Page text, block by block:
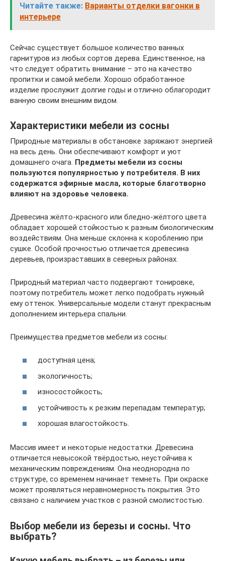
Читайте также: Варианты отделки вагонки в
интерьере
Сейчас существует большое количество ванных
гарнитуров из любых сортов дерева. Единственное, на
что следует обратить внимание – это на качество
пропитки и самой мебели. Хорошо обработанное
изделие прослужит долгие годы и отлично облагородит
ванную своим внешним видом.
Характеристики мебели из сосны
Природные материалы в обстановке заряжают энергией
на весь день. Они обеспечивают комфорт и уют
домашнего очага. Предметы мебели из сосны
пользуются популярностью у потребителя. В них
содержатся эфирные масла, которые благотворно
влияют на здоровье человека.
Древесина жёлто-красного или бледно-жёлтого цвета
обладает хорошей стойкостью к разным биологическим
воздействиям. Она меньше склонна к короблению при
сушке. Особой прочностью отличается древесина
деревьев, произраставших в северных районах.
Природный материал часто подвергают тонировке,
поэтому потребитель может легко подобрать нужный
ему оттенок. Универсальные модели станут прекрасным
дополнением интерьера спальни.
Преимущества предметов мебели из сосны:
доступная цена;
экологичность;
износостойкость;
устойчивость к резким перепадам температур;
хорошая влагостойкость.
Массив имеет и некоторые недостатки. Древесина
отличается невысокой твёрдостью, неустойчива к
механическим повреждениям. Она неоднородна по
структуре, со временем начинает темнеть. При окраске
может проявляться неравномерность покрытия. Это
связано с наличием участков с разной смолистостью.
Выбор мебели из березы и сосны. Что
выбрать?